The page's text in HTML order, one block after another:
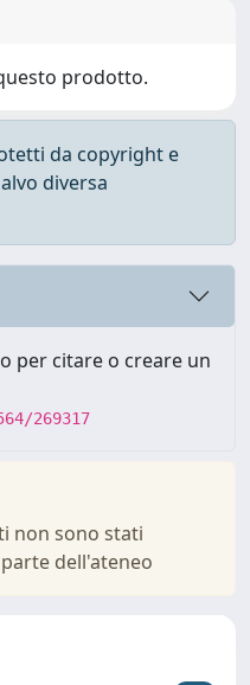
prodotto.
da copyright e
diversa
per citare o creare un
269317
non sono stati
dell'ateneo